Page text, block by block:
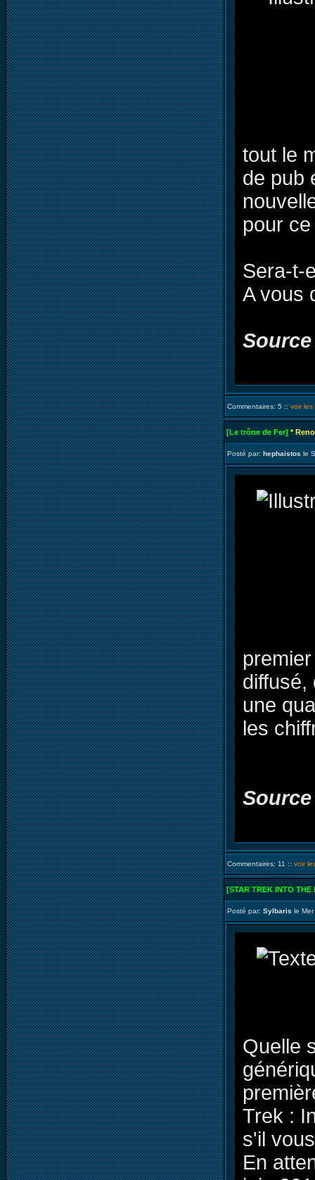
tout le
de pub
pour
Sera-t-
A vous
Source
Commentaires: 5 :: voir les
[Le trône de Fer] *
Posté par: hephaistos le
diffusé,
une
les
Source
Commentaires: 11 :: voir
[STAR TREK INTO THE
Posté par: Sylbaris le
Quelle
Trek :
s'il
En